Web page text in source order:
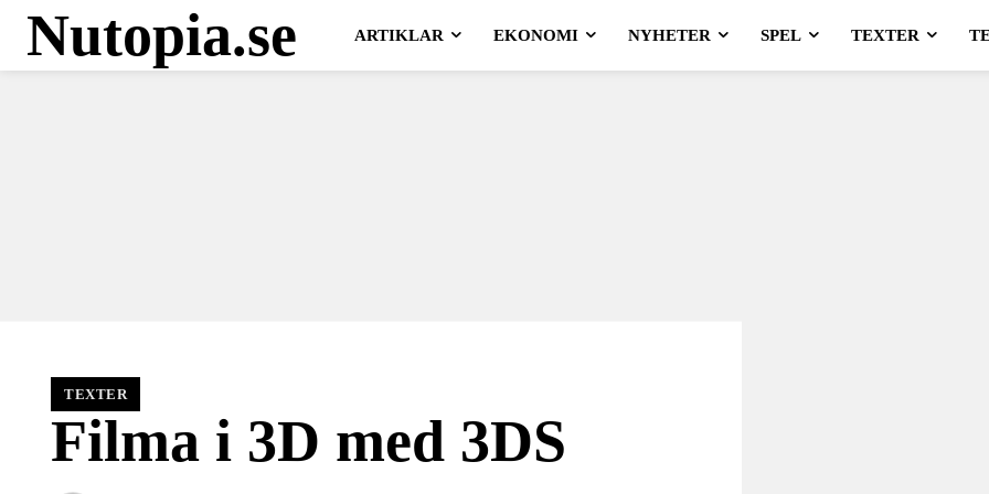
Nutopia.se ARTIKLAR EKONOMI NYHETER SPEL TEXTER
TEXTER
Filma i 3D med 3DS